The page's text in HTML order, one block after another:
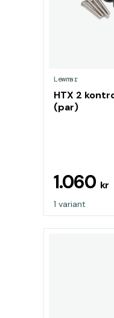
Lewmar
HTX 2
(par)
1.060 kr
1 variant